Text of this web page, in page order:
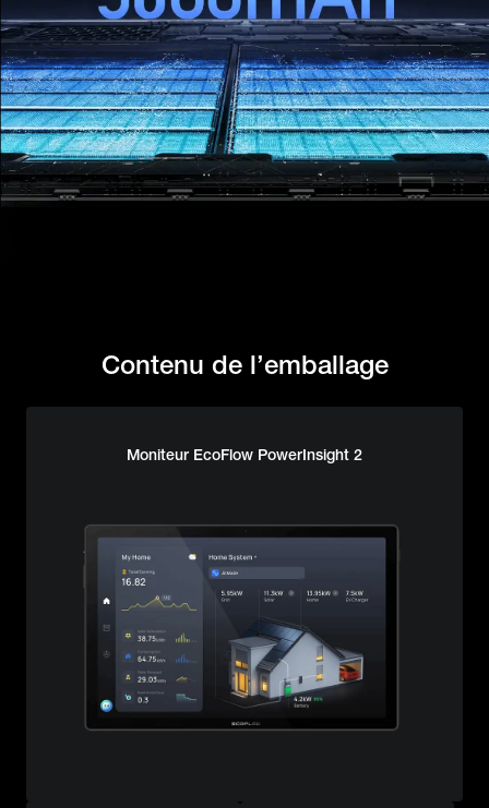
Contenu de l’emballage
Moniteur EcoFlow PowerInsight 2